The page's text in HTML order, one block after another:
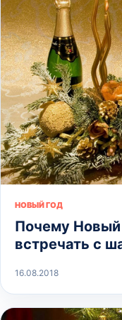
НОВЫЙ ГОД
Почему Новый
встречать с
16.08.2018